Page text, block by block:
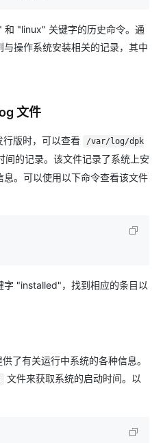
"linux" 关键字的历史命令。通
操作系统安装相关的记录，其中
文件
版时，可以查看
/var/log/dpk
间的记录。该文件记录了系统上安
。可以使用以下命令查看该文件
字 "installed"，找到相应的条目以
了有关运行中系统的各种信息。
文件来获取系统的启动时间。以